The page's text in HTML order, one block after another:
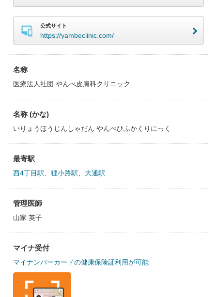
公式サイト
https://yambeclinic.com/
名称
医療法人社団 やんべ皮膚科クリニック
名称 (かな)
いりょうほうじんしゃだん やんべひふかくりにっく
最寄駅
西4丁目駅 狸小路駅 大通駅
管理医師
山家 英子
マイナ受付
マイナンバーカードの健康保険証利用が可能